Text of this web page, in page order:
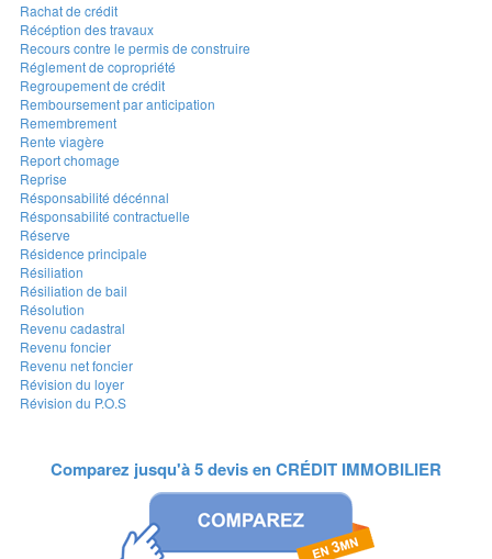
Rachat de crédit
Récéption des travaux
Recours contre le permis de construire
Réglement de copropriété
Regroupement de crédit
Remboursement par anticipation
Remembrement
Rente viagère
Report chomage
Reprise
Résponsabilité décénnal
Résponsabilité contractuelle
Réserve
Résidence principale
Résiliation
Résiliation de bail
Résolution
Revenu cadastral
Revenu foncier
Revenu net foncier
Révision du loyer
Révision du P.O.S
Comparez jusqu'à 5 devis enCRÉDIT IMMOBILIER